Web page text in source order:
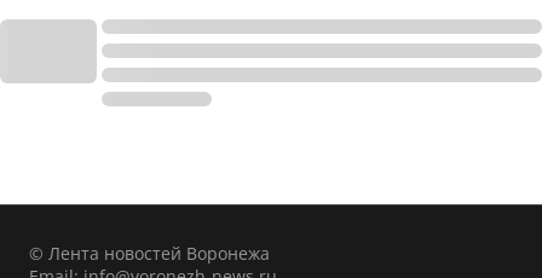
© Лента новостей Воронежа